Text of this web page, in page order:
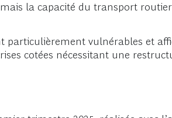
la capacité du transport
particulièrement vulnérables et
cotées nécessitant une